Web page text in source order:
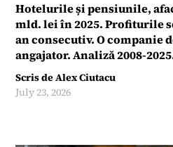
Hotelurile și pensiunile,
mld. lei în 2025. Profiturile
an consecutiv. O companie
angajator. Analiză 2008-
Scris deAlex Ciutacu
July 23, 2026